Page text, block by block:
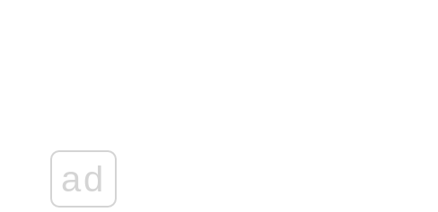
ad